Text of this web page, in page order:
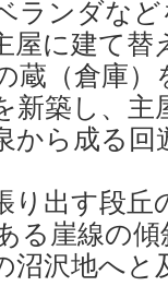
ランダな
屋に建て替
蔵（倉庫
新築し、主
から成る回
出す段丘
る崖線の
沼沢地へ